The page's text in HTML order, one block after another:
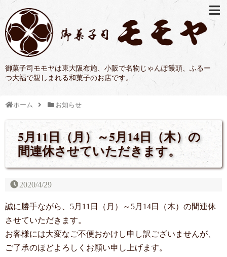
御菓子司モモヤは東大阪布施、小阪で名物じゃんぽ饅頭、ふるー
つ大福で親しまれる和菓子のお店です。
ホーム お知らせ
5月11日（月）～5月14日（木）の
間連休させていただきます。
2020/4/29
誠に勝手ながら、5月11日（月）～5月14日（木）の間連休
させていただきます。
お客様には大変なご不便おかけし申し訳ございませんが、
ご了承のほどよろしくお願い申し上げます。